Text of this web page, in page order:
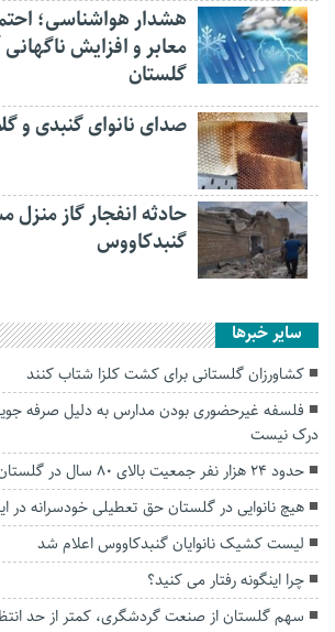
هشدار هواشناسی؛
معابر و افزایش
گلستان
صدای نانوای گنبدی و
حادثه انفجار گاز
گنبدکاووس
سایر خبرها
کشاورزان گلستانی برای کشت کلزا شتاب کنند
فلسفه غیرحضوری بودن مدارس به دلیل صرفه
درک نیست
حدود ۲۴ هزار نفر جمعیت بالای ۸۰ سال در گلستان واکسینه می‌شوند.
هیچ نانوایی در گلستان حق تعطیلی خودسرانه در
لیست کشیک نانوایان گنبدکاووس اعلام شد
چرا اینگونه رفتار می کنید؟
سهم گلستان از صنعت گردشگری، کمتر از حد